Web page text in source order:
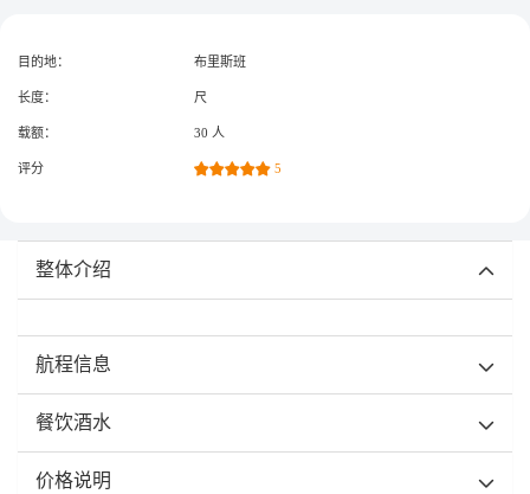
目的地： 布里斯班
长度： 尺
载额： 30 人
评分 5
整体介绍
航程信息
餐饮酒水
价格说明